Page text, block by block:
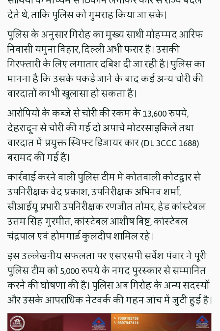
देते थे, ताकि पुलिस को गुमराह किया जा सके।
पुलिस के अनुसार गिरोह का मुख्य साथी मोहम्मद आरिफ
निवासी यमुना विहार, दिल्ली अभी फरार है। उसकी
गिरफ्तारी के लिए लगातार दबिश दी जा रही है। पुलिस का
मानना है कि उसके पकड़े जाने के बाद कई अन्य चोरी की
वारदातों का भी खुलासा हो सकता है।
आरोपियों के कब्जे से चोरी की रकम के 13,600 रुपये,
देहरादून से चोरी की गई दो अपाचे मोटरसाइकिलें तथा
वारदात में प्रयुक्त स्विफ्ट डिजायर कार (DL 3CCC 1688)
बरामद की गई है।
कार्रवाई करने वाली पुलिस टीम में कोतवाली कोटद्वार से
उपनिरीक्षक वेद प्रकाश, उपनिरीक्षक अभिनव शर्मा,
सीआईयू प्रभारी उपनिरीक्षक रणजीत तोमर, हेड कांस्टेबल
उत्तम सिंह गुरमीत, कांस्टेबल आशीष बिष्ट, कांस्टेबल
चंद्रपाल एवं होमगार्ड कुलदीप शामिल रहे।
इस उल्लेखनीय सफलता पर एसएसपी सर्वेश पंवार ने पूरी
पुलिस टीम को 5,000 रुपये के नगद पुरस्कार से सम्मानित
करने की घोषणा की है। पुलिस अब गिरोह के अन्य सदस्यों
और उसके आपराधिक नेटवर्क की गहन जांच में जुटी हुई है।